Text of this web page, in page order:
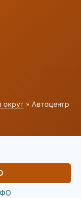
округ » Автоцентр